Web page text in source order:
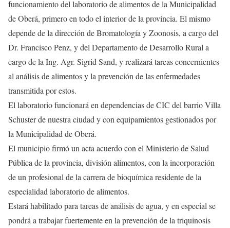
funcionamiento del laboratorio de alimentos de la Municipalidad
de Oberá, primero en todo el interior de la provincia. El mismo
depende de la dirección de Bromatología y Zoonosis, a cargo del
Dr. Francisco Penz, y del Departamento de Desarrollo Rural a
cargo de la Ing. Agr. Sigrid Sand, y realizará tareas concernientes
al análisis de alimentos y la prevención de las enfermedades
transmitida por estos.
El laboratorio funcionará en dependencias de CIC del barrio Villa
Schuster de nuestra ciudad y con equipamientos gestionados por
la Municipalidad de Oberá.
El municipio firmó un acta acuerdo con el Ministerio de Salud
Pública de la provincia, división alimentos, con la incorporación
de un profesional de la carrera de bioquímica residente de la
especialidad laboratorio de alimentos.
Estará habilitado para tareas de análisis de agua, y en especial se
pondrá a trabajar fuertemente en la prevención de la triquinosis